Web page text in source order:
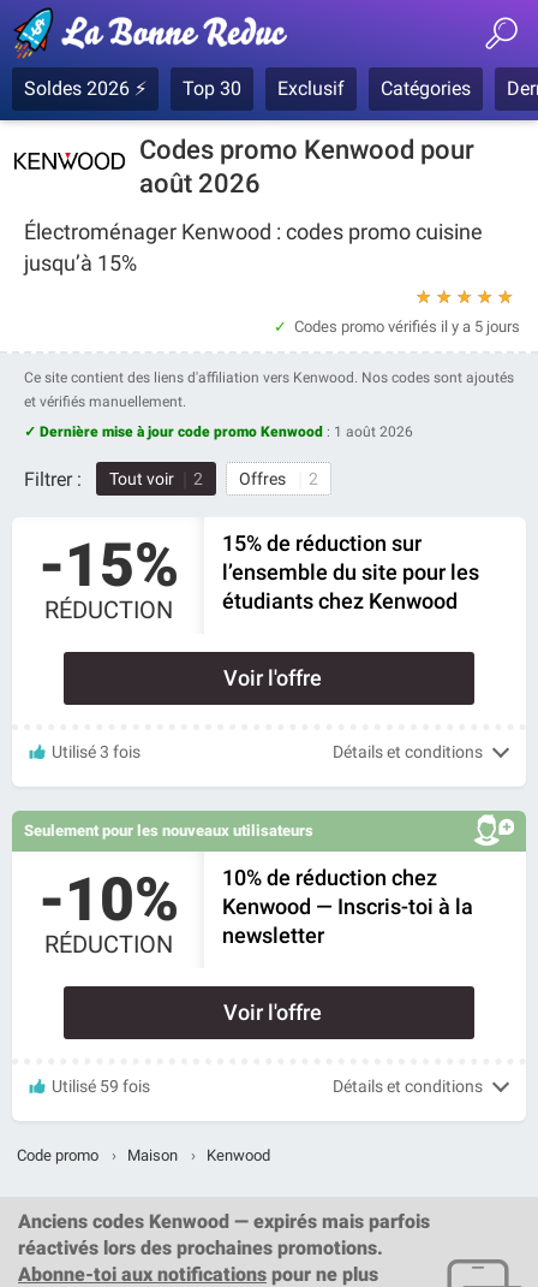
Soldes 2026 ⚡ Top 30 Exclusif Catégories
Codes promo Kenwood pour
août 2026
Électroménager Kenwood : codes promo cuisine
jusqu’à 15%
★
★
★
★
★
Codes promo vérifiés il y a 5 jours
Ce site contient des liens d'affiliation vers Kenwood. Nos codes sont ajoutés
et vérifiés manuellement.
✓ Dernière mise à jour code promo Kenwood : 1 août 2026
Filtrer : Tout voir 2 Offres 2
-15%
RÉDUCTION
15% de réduction sur
l’ensemble du site pour les
étudiants chez Kenwood
Voir l'offre
Utilisé 3 fois Détails et conditions
Seulement pour les nouveaux utilisateurs
-10%
RÉDUCTION
10% de réduction chez
Kenwood — Inscris-toi à la
newsletter
Voir l'offre
Utilisé 59 fois Détails et conditions
Code promo › Maison › Kenwood
Anciens codes Kenwood — expirés mais parfois
réactivés lors des prochaines promotions.
Abonne-toi aux notifications pour ne plus